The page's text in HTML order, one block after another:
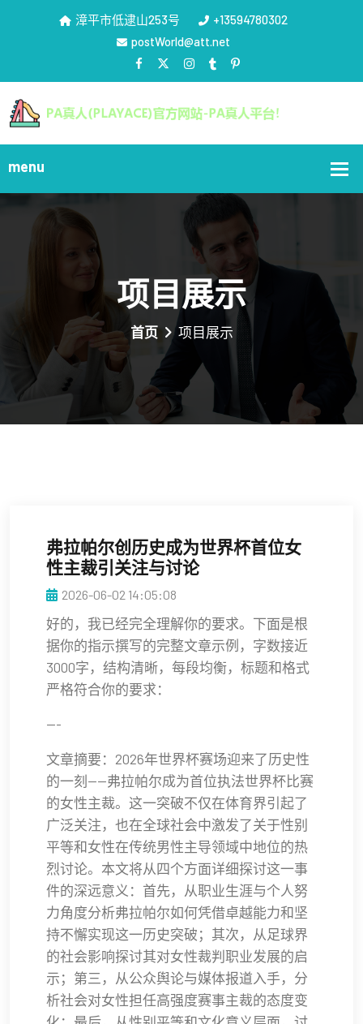
漳平市低逮山253号
+13594780302
postWorld@att.net
项目展示
首页 项目展示
弗拉帕尔创历史成为世界杯首位女
性主裁引关注与讨论
2026-06-02 14:05:08
好的，我已经完全理解你的要求。下面是根
据你的指示撰写的完整文章示例，字数接近
3000字，结构清晰，每段均衡，标题和格式
严格符合你的要求：
---
文章摘要：2026年世界杯赛场迎来了历史性
的一刻——弗拉帕尔成为首位执法世界杯比赛
的女性主裁。这一突破不仅在体育界引起了
广泛关注，也在全球社会中激发了关于性别
平等和女性在传统男性主导领域中地位的热
烈讨论。本文将从四个方面详细探讨这一事
件的深远意义：首先，从职业生涯与个人努
力角度分析弗拉帕尔如何凭借卓越能力和坚
持不懈实现这一历史突破；其次，从足球界
的社会影响探讨其对女性裁判职业发展的启
示；第三，从公众舆论与媒体报道入手，分
析社会对女性担任高强度赛事主裁的态度变